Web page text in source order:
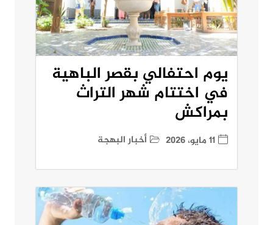
يوم احتفالي بقصر الباهية
في اختتام شهر التراث
بمراكش
11 مايو، 2026 أخبار البهجة